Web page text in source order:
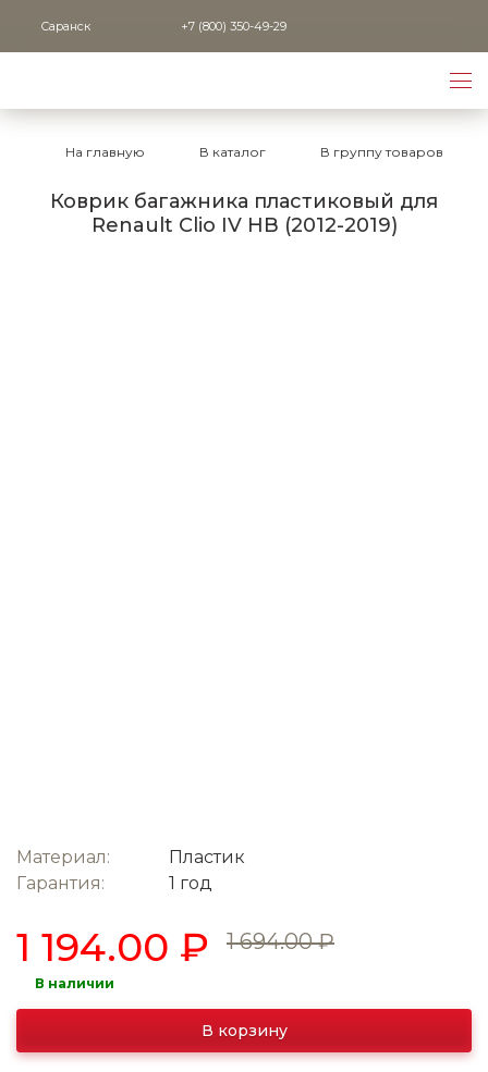
Саранск +7 (800) 350-49-29
На главную В каталог В группу товаров
Коврик багажника пластиковый для
Renault Clio IV HB (2012-2019)
Материал:
Пластик
Гарантия:
1 год
1 194.00 ₽ 1 694.00 ₽
В наличии
В корзину